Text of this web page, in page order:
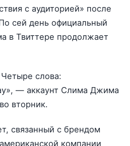
с аудиторией» после
сей день официальный
в Твиттере продолжает
слова:
— аккаунт Слима Джима
во вторник.
связанный с брендом
компании